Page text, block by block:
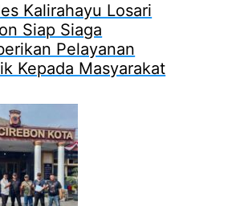
Kalirahayu Losari
Siap Siaga
Pelayanan
Kepada Masyarakat